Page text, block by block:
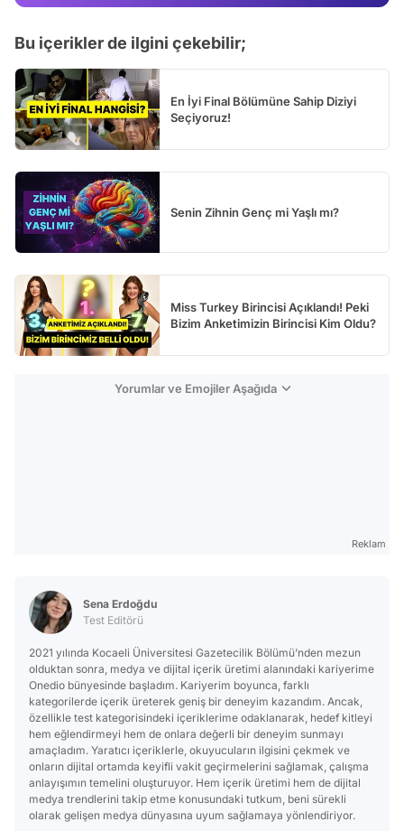
Bu içerikler de ilgini çekebilir;
En İyi Final Bölümüne Sahip Diziyi
Seçiyoruz!
Senin Zihnin Genç mi Yaşlı mı?
Miss Turkey Birincisi Açıklandı! Peki
Bizim Anketimizin Birincisi Kim Oldu?
Yorumlar ve Emojiler Aşağıda
Reklam
Sena Erdoğdu
Test Editörü
2021 yılında Kocaeli Üniversitesi Gazetecilik Bölümü’nden mezun
olduktan sonra, medya ve dijital içerik üretimi alanındaki kariyerime
Onedio bünyesinde başladım. Kariyerim boyunca, farklı
kategorilerde içerik üreterek geniş bir deneyim kazandım. Ancak,
özellikle test kategorisindeki içeriklerime odaklanarak, hedef kitleyi
hem eğlendirmeyi hem de onlara değerli bir deneyim sunmayı
amaçladım. Yaratıcı içeriklerle, okuyucuların ilgisini çekmek ve
onların dijital ortamda keyifli vakit geçirmelerini sağlamak, çalışma
anlayışımın temelini oluşturuyor. Hem içerik üretimi hem de dijital
medya trendlerini takip etme konusundaki tutkum, beni sürekli
olarak gelişen medya dünyasına uyum sağlamaya yönlendiriyor.